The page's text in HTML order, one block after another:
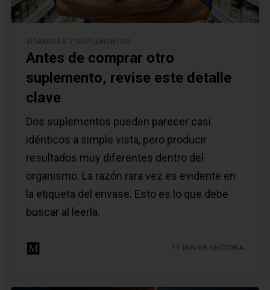
VITAMINAS Y SUPLEMENTOS
Antes de comprar otro
suplemento, revise este detalle
clave
Dos suplementos pueden parecer casi
idénticos a simple vista, pero producir
resultados muy diferentes dentro del
organismo. La razón rara vez es evidente en
la etiqueta del envase. Esto es lo que debe
buscar al leerla.
11 MIN DE LECTURA